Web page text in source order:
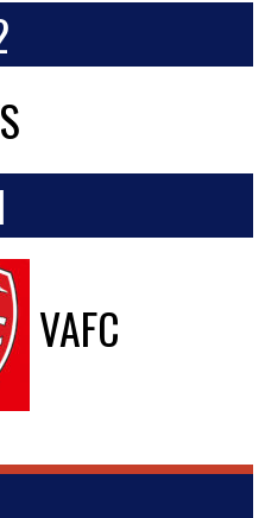
VAFC